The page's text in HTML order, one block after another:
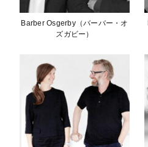
Barber Osgerby（バーバー・オ
ズガビー）